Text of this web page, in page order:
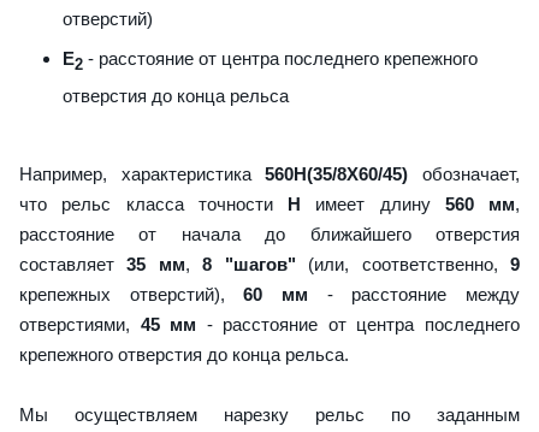
отверстий)
E2 - расстояние от центра последнего крепежного
отверстия до конца рельса
Например, характеристика560H(35/8X60/45) обозначает,
что рельс класса точности H имеет длину 560 мм,
расстояние от начала до ближайшего отверстия
составляет35 мм,8 "шагов" (или, соответственно,9
крепежных отверстий),60 мм - расстояние между
отверстиями, 45 мм - расстояние от центра последнего
крепежного отверстия до конца рельса.
Мы осуществляем нарезку рельс по заданным